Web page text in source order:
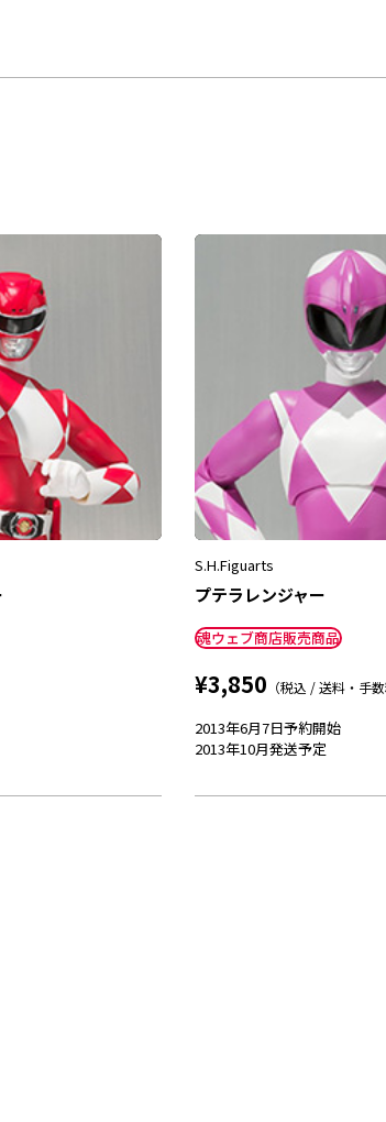
S.H.Figuarts
プテラレンジャー
魂ウェブ商店販売商品
¥3,850 （税込 / 送料・手数
2013年6月7日予約開始
2013年10月発送予定